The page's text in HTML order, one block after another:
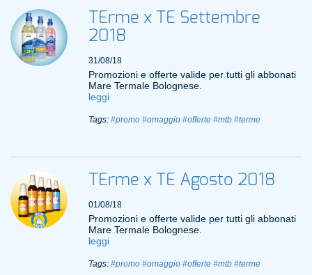
TErme x TE Settembre
2018
31/08/18
Promozioni e offerte valide per tutti gli abbonati
Mare Termale Bolognese.
leggi
Tags: #promo #omaggio #offerte #mtb #terme
TErme x TE Agosto 2018
01/08/18
Promozioni e offerte valide per tutti gli abbonati
Mare Termale Bolognese.
leggi
Tags: #promo #omaggio #offerte #mtb #terme